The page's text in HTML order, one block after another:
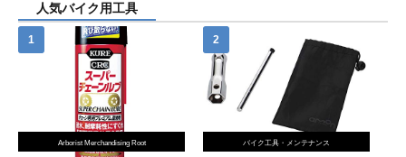
人気バイク用工具
Arborist Merchandising Root バイク工具・メンテナンス